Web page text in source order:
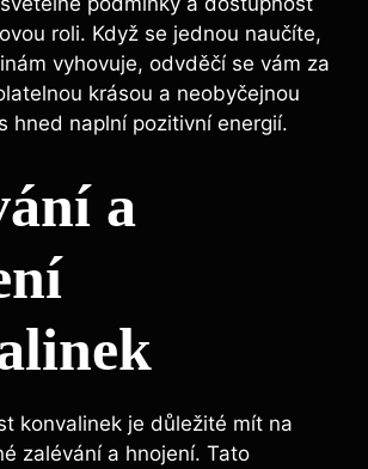
roli. Když se jednou naučíte,
vyhovuje, odvděčí se vám za
krásou a neobyčejnou
hned naplní pozitivní energií.
a
konvalinek je důležité mít na
zalévání a hnojení. Tato